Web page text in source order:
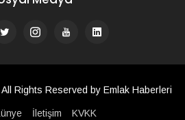
Rights Reserved by Emlak Haberleri
İletişim KVKK